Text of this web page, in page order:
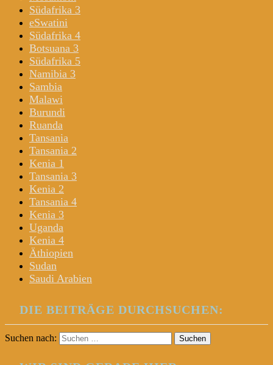
Südafrika 3
eSwatini
Südafrika 4
Botsuana 3
Südafrika 5
Namibia 3
Sambia
Malawi
Burundi
Ruanda
Tansania
Tansania 2
Kenia 1
Tansania 3
Kenia 2
Tansania 4
Kenia 3
Uganda
Kenia 4
Äthiopien
Sudan
Saudi Arabien
DIE BEITRÄGE DURCHSUCHEN:
Suchen nach: